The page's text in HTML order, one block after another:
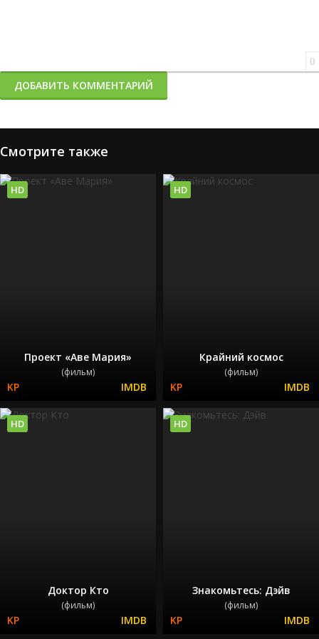
0
ДОБАВИТЬ КОММЕНТАРИЙ
Смотрите также
Проект «Аве Мария»
(фильм)
HD
Крайний космос
(фильм)
HD
Доктор Кто
(фильм)
HD
Знакомьтесь: Дэйв
(фильм)
HD